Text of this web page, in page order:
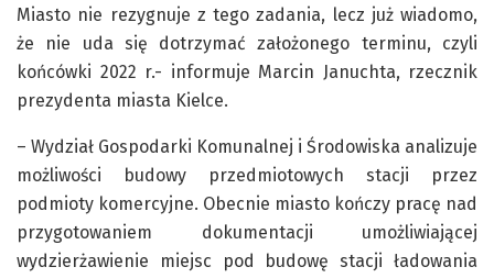
Miasto nie rezygnuje z tego zadania, lecz już wiadomo,
że nie uda się dotrzymać założonego terminu, czyli
końcówki 2022 r.- informuje Marcin Januchta, rzecznik
prezydenta miasta Kielce.
– Wydział Gospodarki Komunalnej i Środowiska analizuje
możliwości budowy przedmiotowych stacji przez
podmioty komercyjne. Obecnie miasto kończy pracę nad
przygotowaniem dokumentacji umożliwiającej
wydzierżawienie miejsc pod budowę stacji ładowania